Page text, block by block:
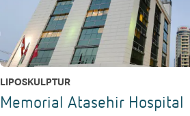
LIPOSKULPTUR
Memorial Atasehir Hospital